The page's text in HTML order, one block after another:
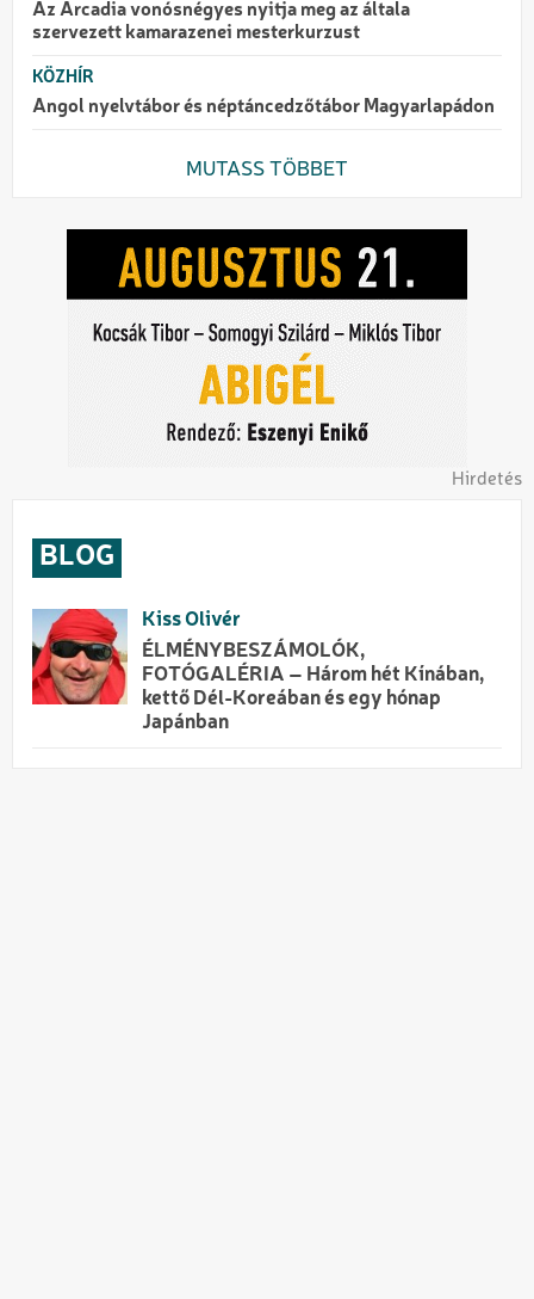
Az Arcadia vonósnégyes nyitja meg az általa
szervezett kamarazenei mesterkurzust
KÖZHÍR
Angol nyelvtábor és néptáncedzőtábor Magyarlapádon
MUTASS TÖBBET
Hirdetés
BLOG
Kiss Olivér
ÉLMÉNYBESZÁMOLÓK,
FOTÓGALÉRIA – Három hét Kínában,
kettő Dél-Koreában és egy hónap
Japánban